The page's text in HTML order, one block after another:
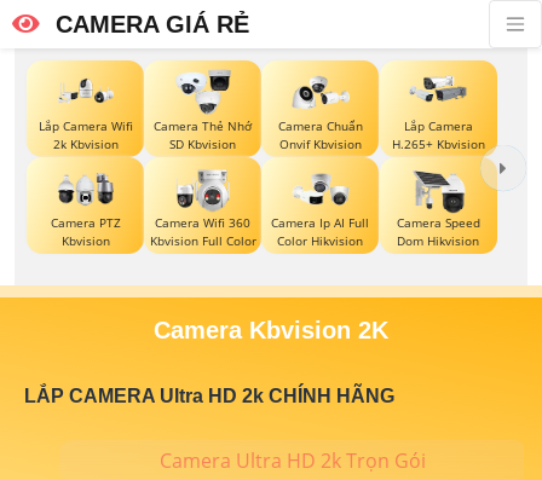
CAMERA GIÁ RẺ
Lắp Camera Wifi
2k Kbvision
Camera Thẻ Nhớ
SD Kbvision
Camera Chuẩn
Onvif Kbvision
Lắp Camera
H.265+ Kbvision
Camera PTZ
Kbvision
Camera Wifi 360
Kbvision Full Color
Camera Ip AI Full
Color Hikvision
Camera Speed
Dom Hikvision
Camera Kbvision 2K
LẮP CAMERA Ultra HD 2k CHÍNH HÃNG
Camera Ultra HD 2k Trọn Gói